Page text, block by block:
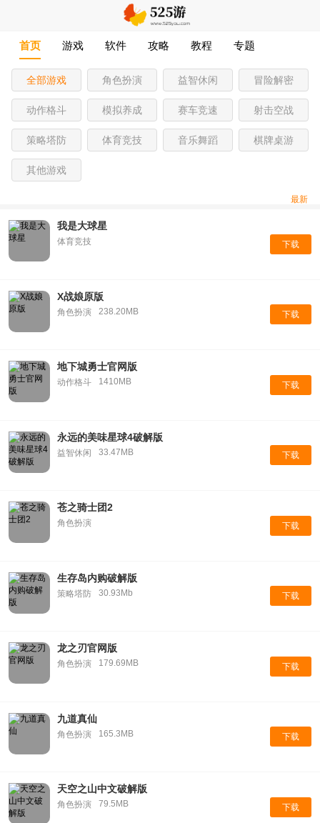
首页 游戏 软件 攻略 教程 专题
全部游戏 角色扮演 益智休闲 冒险解密
动作格斗 模拟养成 赛车竞速 射击空战
策略塔防 体育竞技 音乐舞蹈 棋牌桌游
其他游戏
最新
我是大球星
体育竞技 下载
X战娘原版
角色扮演 238.20MB 下载
地下城勇士官网版
动作格斗 1410MB 下载
永远的美味星球4破解版
益智休闲 33.47MB 下载
苍之骑士团2
角色扮演 下载
生存岛内购破解版
策略塔防 30.93Mb 下载
龙之刃官网版
角色扮演 179.69MB 下载
九道真仙
角色扮演 165.3MB 下载
天空之山中文破解版
角色扮演 79.5MB 下载